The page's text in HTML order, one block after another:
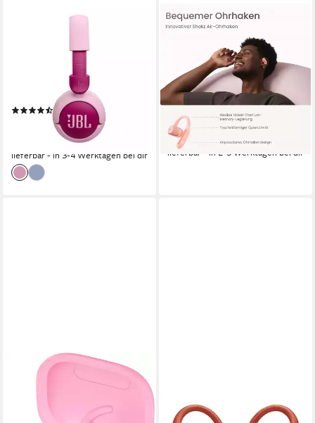
max. Laufzeit
Gewicht
(13)
UVP 49,99 €
lieferbar - in 3-4 Werktagen bei dir
SHOKZ
Schutzhülle Bluetooth-
Kopfhörer
Bluetooth Verbindung
28 Std.
max. Laufzeit
117,85 €
10,76 €
mtl. in 12 Raten
lieferbar - in 2-3 Werktagen bei dir